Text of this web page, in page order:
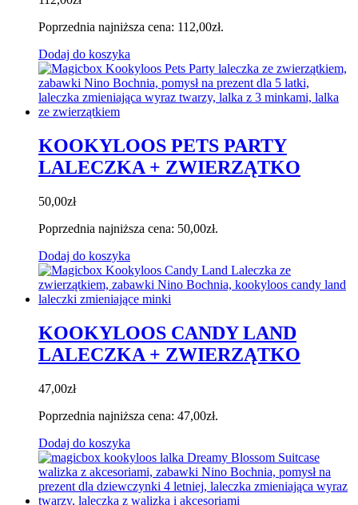
Poprzednia najniższa cena: 112,00zł.
Dodaj do koszyka
KOOKYLOOS PETS PARTY
LALECZKA + ZWIERZĄTKO
50,00zł
Poprzednia najniższa cena: 50,00zł.
Dodaj do koszyka
KOOKYLOOS CANDY LAND
LALECZKA + ZWIERZĄTKO
47,00zł
Poprzednia najniższa cena: 47,00zł.
Dodaj do koszyka